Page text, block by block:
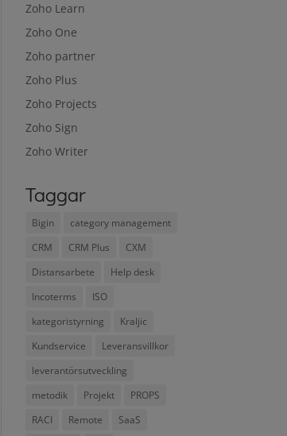
Zoho Learn
Zoho One
Zoho partner
Zoho Plus
Zoho Projects
Zoho Sign
Zoho Writer
Taggar
Bigin
category management
CRM
CRM Plus
CXM
Distansarbete
Help desk
Incoterms
ISO
kategoristyrning
Kraljic
Kundservice
Leveransvillkor
leverantörsutveckling
metodik
Projekt
PROPS
RACI
Remote
SaaS